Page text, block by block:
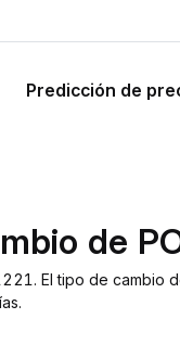
Predicción de
de
El tipo de cambio